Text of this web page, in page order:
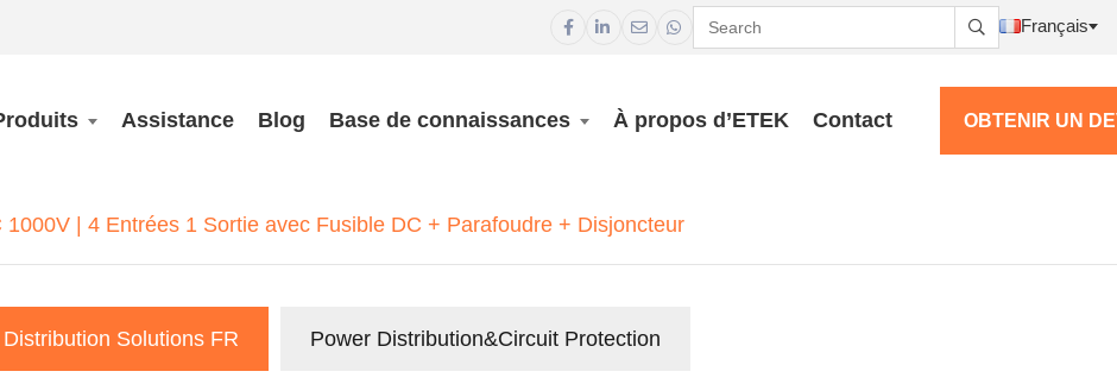
     Français
Assistance Blog Base de connaissances À propos d’ETEK Contact OBTENIR UN
| 4 Entrées 1 Sortie avec Fusible DC + Parafoudre + Disjoncteur
Solutions FR Power Distribution&Circuit Protection